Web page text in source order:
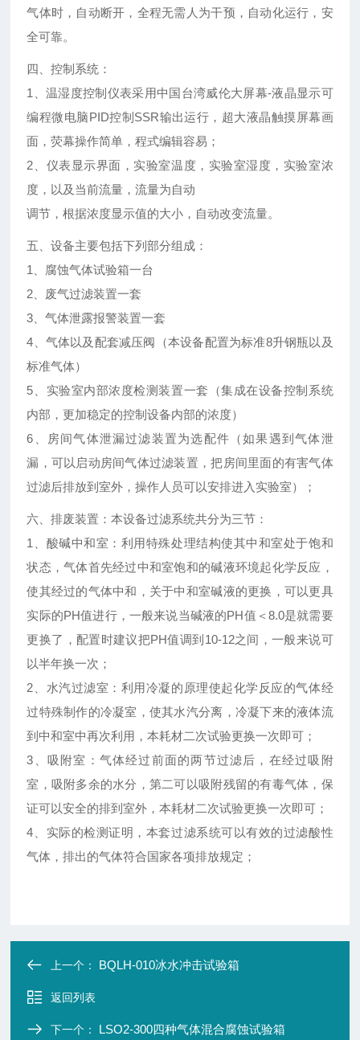
气体时，自动断开，全程无需人为干预，自动化运行，安
全可靠。
四、控制系统：
1、温湿度控制仪表采用中国台湾威伦大屏幕-液晶显示可
编程微电脑PID控制SSR输出运行，超大液晶触摸屏幕画
面，荧幕操作简单，程式编辑容易；
2、仪表显示界面，实验室温度，实验室湿度，实验室浓
度，以及当前流量，流量为自动
调节，根据浓度显示值的大小，自动改变流量。
五、设备主要包括下列部分组成：
1、腐蚀气体试验箱一台
2、废气过滤装置一套
3、气体泄露报警装置一套
4、气体以及配套减压阀（本设备配置为标准8升钢瓶以及
标准气体）
5、实验室内部浓度检测装置一套（集成在设备控制系统
内部，更加稳定的控制设备内部的浓度）
6、房间气体泄漏过滤装置为选配件（如果遇到气体泄
漏，可以启动房间气体过滤装置，把房间里面的有害气体
过滤后排放到室外，操作人员可以安排进入实验室）；
六、排废装置：本设备过滤系统共分为三节：
1、酸碱中和室：利用特殊处理结构使其中和室处于饱和
状态，气体首先经过中和室饱和的碱液环境起化学反应，
使其经过的气体中和，关于中和室碱液的更换，可以更具
实际的PH值进行，一般来说当碱液的PH值＜8.0是就需要
更换了，配置时建议把PH值调到10-12之间，一般来说可
以半年换一次；
2、水汽过滤室：利用冷凝的原理使起化学反应的气体经
过特殊制作的冷凝室，使其水汽分离，冷凝下来的液体流
到中和室中再次利用，本耗材二次试验更换一次即可；
3、吸附室：气体经过前面的两节过滤后，在经过吸附
室，吸附多余的水分，第二可以吸附残留的有毒气体，保
证可以安全的排到室外，本耗材二次试验更换一次即可；
4、实际的检测证明，本套过滤系统可以有效的过滤酸性
气体，排出的气体符合国家各项排放规定；
上一个： BQLH-010冰水冲击试验箱
返回列表
下一个： LSO2-300四种气体混合腐蚀试验箱